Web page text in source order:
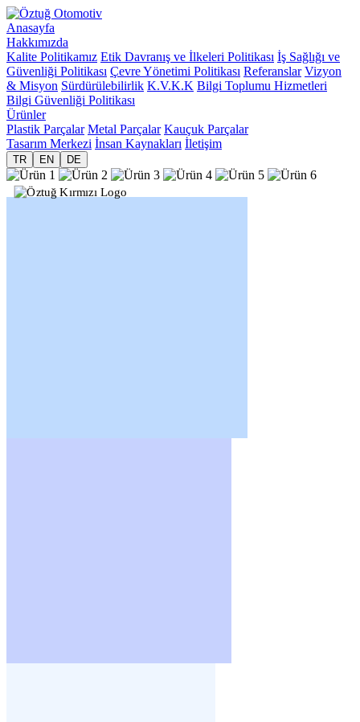
Anasayfa
Hakkımızda
Kalite Politikamız Etik Davranış ve İlkeleri Politikası İş Sağlığı ve
Güvenliği Politikası Çevre Yönetimi Politikası Referanslar Vizyon
& Misyon Sürdürülebilirlik K.V.K.K Bilgi Toplumu Hizmetleri
Bilgi Güvenliği Politikası
Ürünler
Plastik Parçalar Metal Parçalar Kauçuk Parçalar
Tasarım Merkezi İnsan Kaynakları İletişim
TR EN DE